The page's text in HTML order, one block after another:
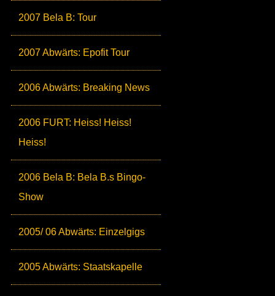
2007 Bela B: Tour
2007 Abwärts: Epofit Tour
2006 Abwärts: Breaking News
2006 FURT: Heiss! Heiss!
Heiss!
2006 Bela B: Bela B.s Bingo-
Show
2005/ 06 Abwärts: Einzelgigs
2005 Abwärts: Staatskapelle